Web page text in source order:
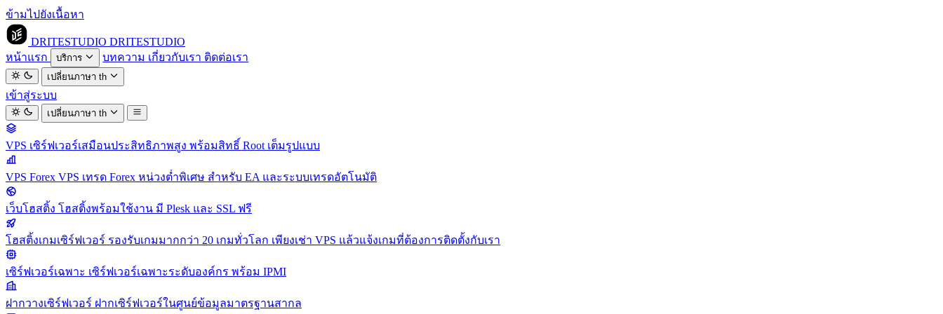
ข้ามไปยังเนื้อหา
DRITESTUDIO DRITESTUDIO
หน้าแรก
บริการ บทความ เกี่ยวกับเรา ติดต่อเรา
เปลี่ยนภาษาth
เข้าสู่ระบบ
เปลี่ยนภาษาth
VPS เซิร์ฟเวอร์เสมือนประสิทธิภาพสูง พร้อมสิทธิ์ Root เต็มรูปแบบ
VPS Forex VPS เทรด Forex หน่วงต่ำพิเศษ สำหรับ EA และระบบเทรดอัตโนมัติ
เว็บโฮสติ้ง โฮสติ้งพร้อมใช้งาน มี Plesk และ SSL ฟรี
โฮสติ้งเกมเซิร์ฟเวอร์ รองรับเกมมากกว่า 20 เกมทั่วโลก เพียงเช่า VPS แล้วแจ้งเกมที่ต้องการติดตั้งกับเรา
เซิร์ฟเวอร์เฉพาะ เซิร์ฟเวอร์เฉพาะระดับองค์กร พร้อม IPMI
ฝากวางเซิร์ฟเวอร์ ฝากเซิร์ฟเวอร์ในศูนย์ข้อมูลมาตรฐานสากล